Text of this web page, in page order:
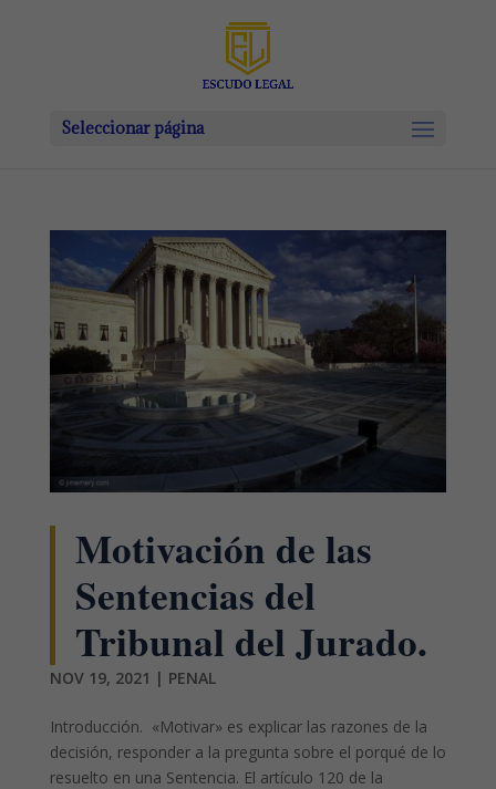
Seleccionar página
Motivación de las
Sentencias del
Tribunal del Jurado.
NOV 19, 2021 | PENAL
Introducción. «Motivar» es explicar las razones de la
decisión, responder a la pregunta sobre el porqué de lo
resuelto en una Sentencia. El artículo 120 de la